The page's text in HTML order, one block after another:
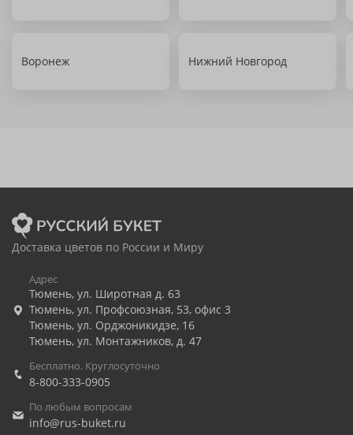
Воронеж Нижний Новгород
Доставка цветов по России и Миру
Адрес
Тюмень, ул. Широтная д. 63
Тюмень, ул. Профсоюзная, 53, офис 3
Тюмень, ул. Орджоникидзе, 16
Тюмень, ул. Монтажников, д. 47
Бесплатно. Круглосуточно
8-800-333-0905
По любым вопросам
info@rus-buket.ru